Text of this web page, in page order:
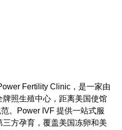
Fertility Clinic，是一家由
照生殖中心，距离美国使馆
。Power IVF 提供一站式服
方孕育，覆盖美国冻卵和美